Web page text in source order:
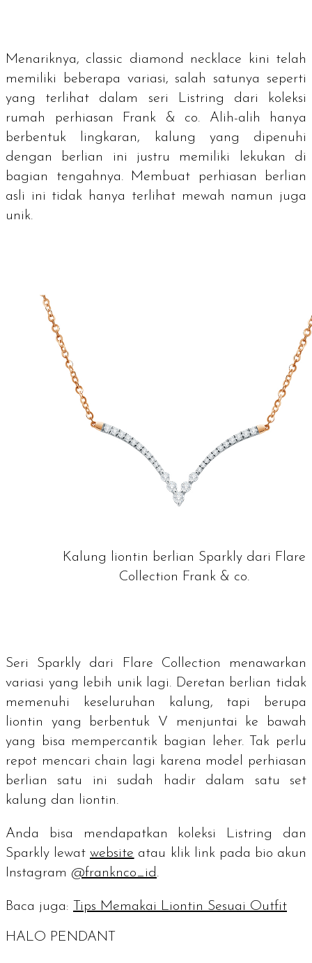
Menariknya, classic diamond necklace kini telah
memiliki beberapa variasi, salah satunya seperti
yang terlihat dalam seri Listring dari koleksi
rumah perhiasan Frank & co. Alih-alih hanya
berbentuk lingkaran, kalung yang dipenuhi
dengan berlian ini justru memiliki lekukan di
bagian tengahnya. Membuat perhiasan berlian
asli ini tidak hanya terlihat mewah namun juga
unik.
Kalung liontin berlian Sparkly dari Flare
Collection Frank & co.
Seri Sparkly dari Flare Collection menawarkan
variasi yang lebih unik lagi. Deretan berlian tidak
memenuhi keseluruhan kalung, tapi berupa
liontin yang berbentuk V menjuntai ke bawah
yang bisa mempercantik bagian leher. Tak perlu
repot mencari chain
lagi karena model perhiasan
berlian satu ini sudah hadir dalam satu set
kalung dan liontin.
Anda bisa mendapatkan koleksi Listring dan
Sparkly lewatwebsite atau klik link pada bio akun
Instagram @franknco_id .
Baca juga: Tips Memakai Liontin Sesuai Outfit
HALO PENDANT